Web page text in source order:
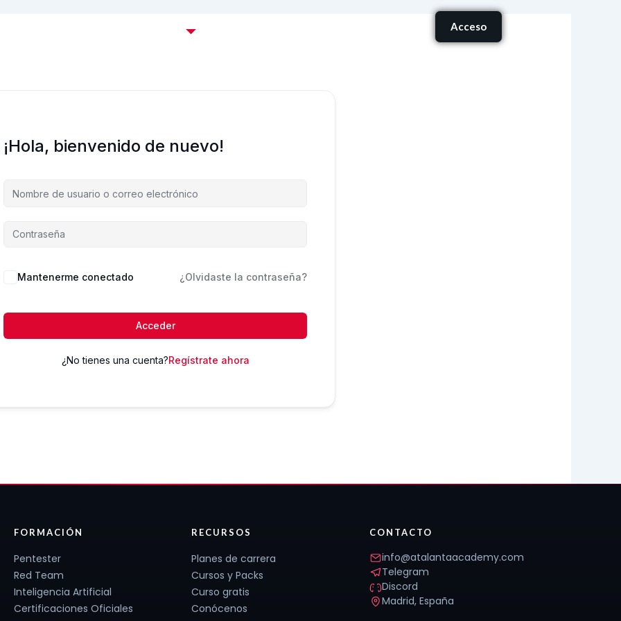
Acceso
¡Hola, bienvenido de nuevo!
Mantenerme conectado ¿Olvidaste la contraseña?
Acceder
¿No tienes una cuenta?Regístrate ahora
FORMACIÓN
Pentester
Red Team
Inteligencia Artificial
Certificaciones Oficiales
RECURSOS
Planes de carrera
Cursos y Packs
Curso gratis
Conócenos
CONTACTO
info@atalantaacademy.com
Telegram
Discord
Madrid, España